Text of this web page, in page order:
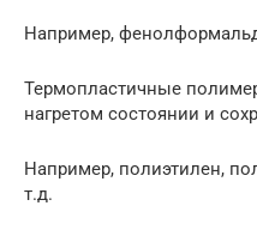
Например,
Термопластичные
нагретом состоянии и
Например, полиэтилен,
т.д.